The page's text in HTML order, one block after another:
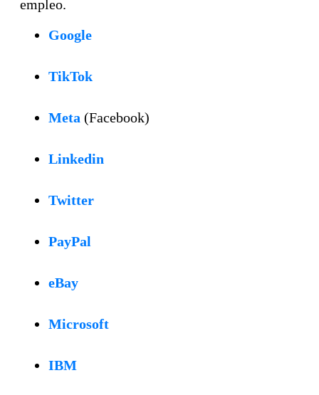
empleo.
Google
TikTok
Meta (Facebook)
Linkedin
Twitter
PayPal
eBay
Microsoft
IBM